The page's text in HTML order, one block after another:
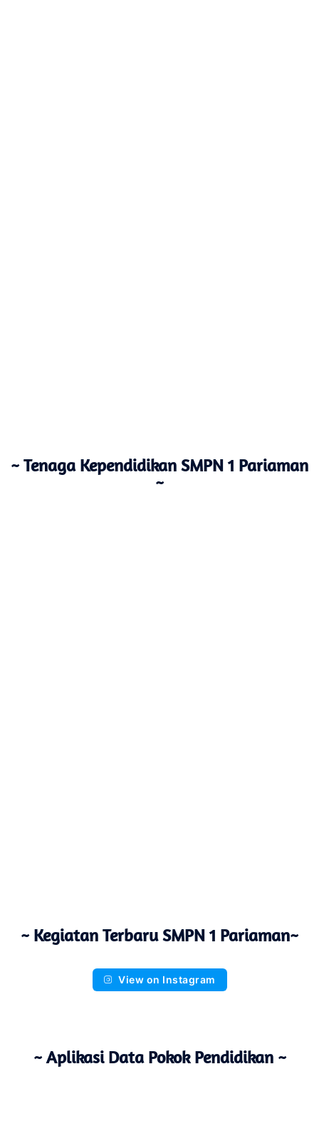
~ Tenaga Kependidikan SMPN 1 Pariaman
~
~ Kegiatan Terbaru SMPN 1 Pariaman~
View on Instagram
~ Aplikasi Data Pokok Pendidikan ~